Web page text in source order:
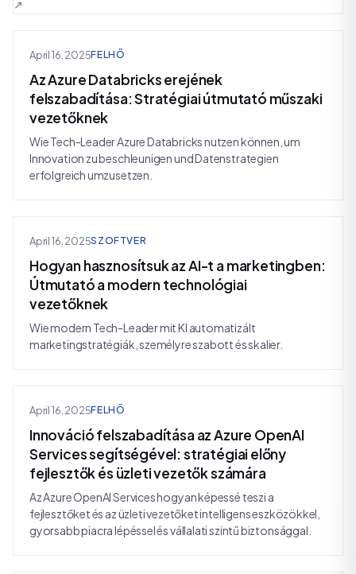
April 16, 2025FELHŐ
Az Azure Databricks erejének
felszabadítása: Stratégiai útmutató műszaki
vezetőknek
Wie Tech-Leader Azure Databricks nutzen können, um
Innovation zu beschleunigen und Datenstrategien
erfolgreich umzusetzen.
April 16, 2025SZOFTVER
Hogyan hasznosítsuk az AI-t a marketingben:
Útmutató a modern technológiai
vezetőknek
Wie modern Tech-Leader mit KI automatizált
marketingstratégiák, személyre szabott és skalier.
April 16, 2025FELHŐ
Innováció felszabadítása az Azure OpenAI
Services segítségével: stratégiai előny
fejlesztők és üzleti vezetők számára
Az Azure OpenAI Services hogyan képessé teszi a
fejlesztőket és az üzleti vezetőket intelligens eszközökkel,
gyorsabb piacra lépéssel és vállalati szintű biztonsággal.